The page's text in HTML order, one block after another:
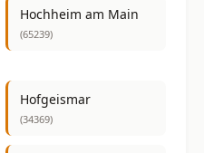
Hochheim am Main
(65239)
Hofgeismar
(34369)